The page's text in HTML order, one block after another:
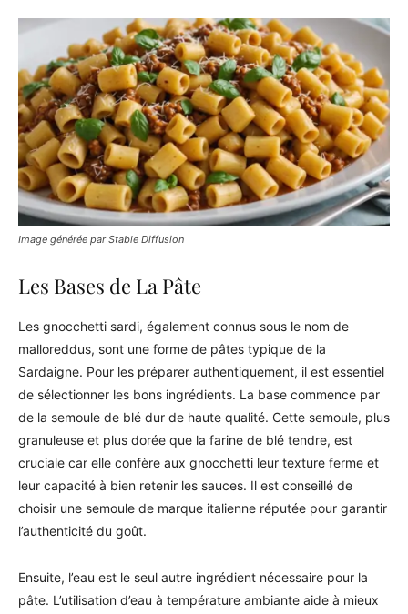
Image générée par Stable Diffusion
Les Bases de La Pâte
Les gnocchetti sardi, également connus sous le nom de
malloreddus, sont une forme de pâtes typique de la
Sardaigne. Pour les préparer authentiquement, il est essentiel
de sélectionner les bons ingrédients. La base commence par
de la semoule de blé dur de haute qualité. Cette semoule, plus
granuleuse et plus dorée que la farine de blé tendre, est
cruciale car elle confère aux gnocchetti leur texture ferme et
leur capacité à bien retenir les sauces. Il est conseillé de
choisir une semoule de marque italienne réputée pour garantir
l’authenticité du goût.
Ensuite, l’eau est le seul autre ingrédient nécessaire pour la
pâte. L’utilisation d’eau à température ambiante aide à mieux